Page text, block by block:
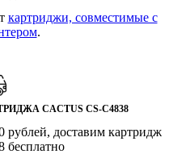
картриджи, совместимые с
.
CACTUS CS-C4838
рублей, доставим картридж
бесплатно